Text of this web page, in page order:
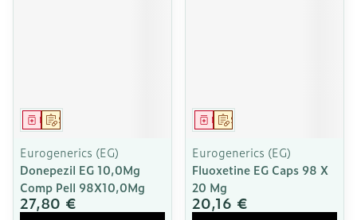
Sur prescription
Médicament
Eurogenerics (EG)
Donepezil EG 10,0Mg
Comp Pell 98X10,0Mg
27,80 €
Sur prescription
Médicament
Eurogenerics (EG)
Fluoxetine EG Caps 98 X
20 Mg
20,16 €